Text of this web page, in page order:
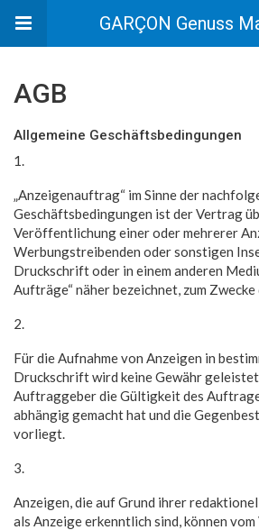
GARÇON Genuss
AGB
Allgemeine Geschäftsbedingungen
1.
„Anzeigenauftrag“ im Sinne der
Geschäftsbedingungen ist der Vertrag
Veröffentlichung einer oder mehrerer
Werbungstreibenden oder sonstigen
Druckschrift oder in einem anderen
Aufträge“ näher bezeichnet, zum
2.
Für die Aufnahme von Anzeigen in
Druckschrift wird keine Gewähr
Auftraggeber die Gültigkeit des
abhängig gemacht hat und die
vorliegt.
3.
Anzeigen, die auf Grund ihrer
als Anzeige erkenntlich sind, können